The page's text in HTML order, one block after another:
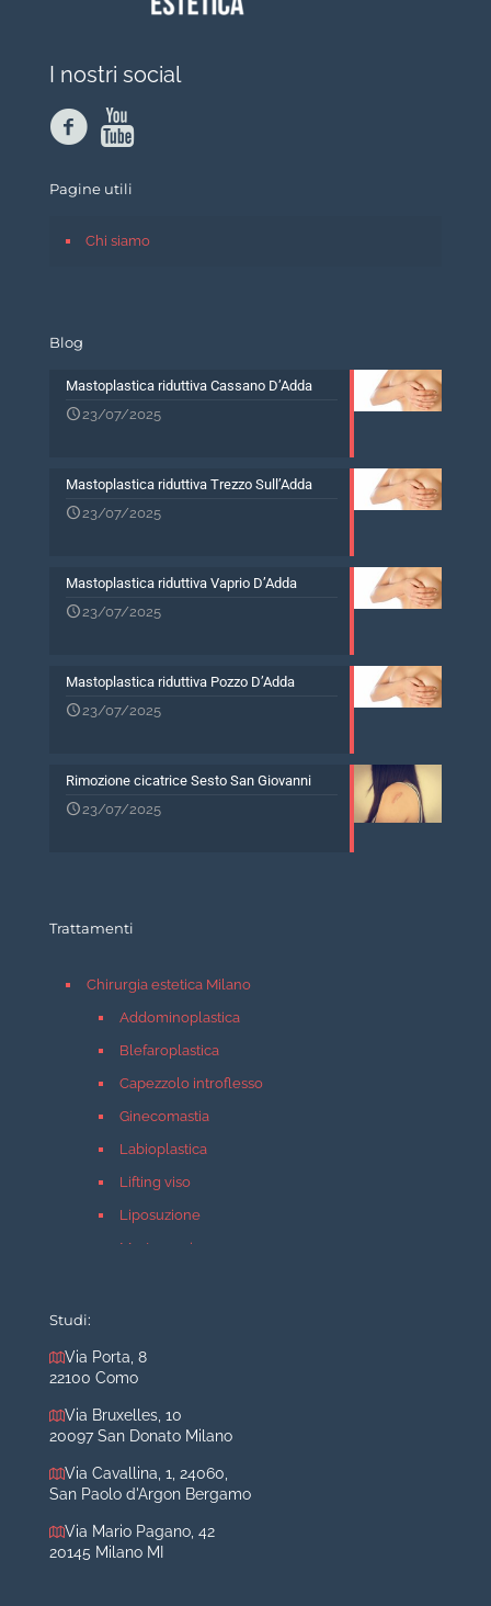
I nostri social
Pagine utili
Chi siamo
Blog
Mastoplastica riduttiva Cassano D’Adda
23/07/2025
Mastoplastica riduttiva Trezzo Sull’Adda
23/07/2025
Mastoplastica riduttiva Vaprio D’Adda
23/07/2025
Mastoplastica riduttiva Pozzo D’Adda
23/07/2025
Rimozione cicatrice Sesto San Giovanni
23/07/2025
Trattamenti
Chirurgia estetica Milano
Addominoplastica
Blefaroplastica
Capezzolo introflesso
Ginecomastia
Labioplastica
Lifting viso
Liposuzione
Mastopessi
Rinoplastica
Medicina estetica Milano
Acido ialuronico viso
Aumento labbra
Filler
Studi:
Via Porta, 8
22100 Como
Via Bruxelles, 10
20097 San Donato Milano
Via Cavallina, 1, 24060,
San Paolo d'Argon Bergamo
Via Mario Pagano, 42
20145 Milano MI